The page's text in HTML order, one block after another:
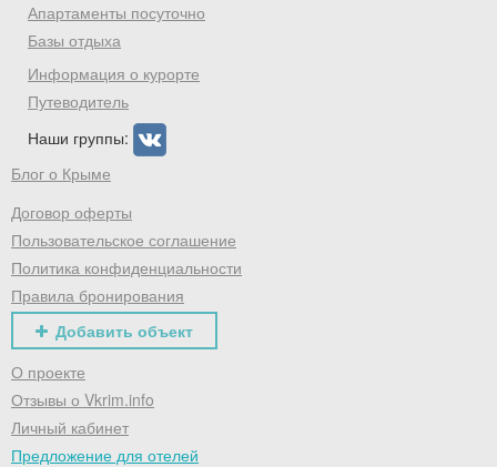
Апартаменты посуточно
Базы отдыха
Информация о курорте
Путеводитель
Наши группы:
Блог о Крыме
Договор оферты
Пользовательское соглашение
Политика конфиденциальности
Правила бронирования
Добавить объект
О проекте
Отзывы о Vkrim.info
Личный кабинет
Предложение для отелей